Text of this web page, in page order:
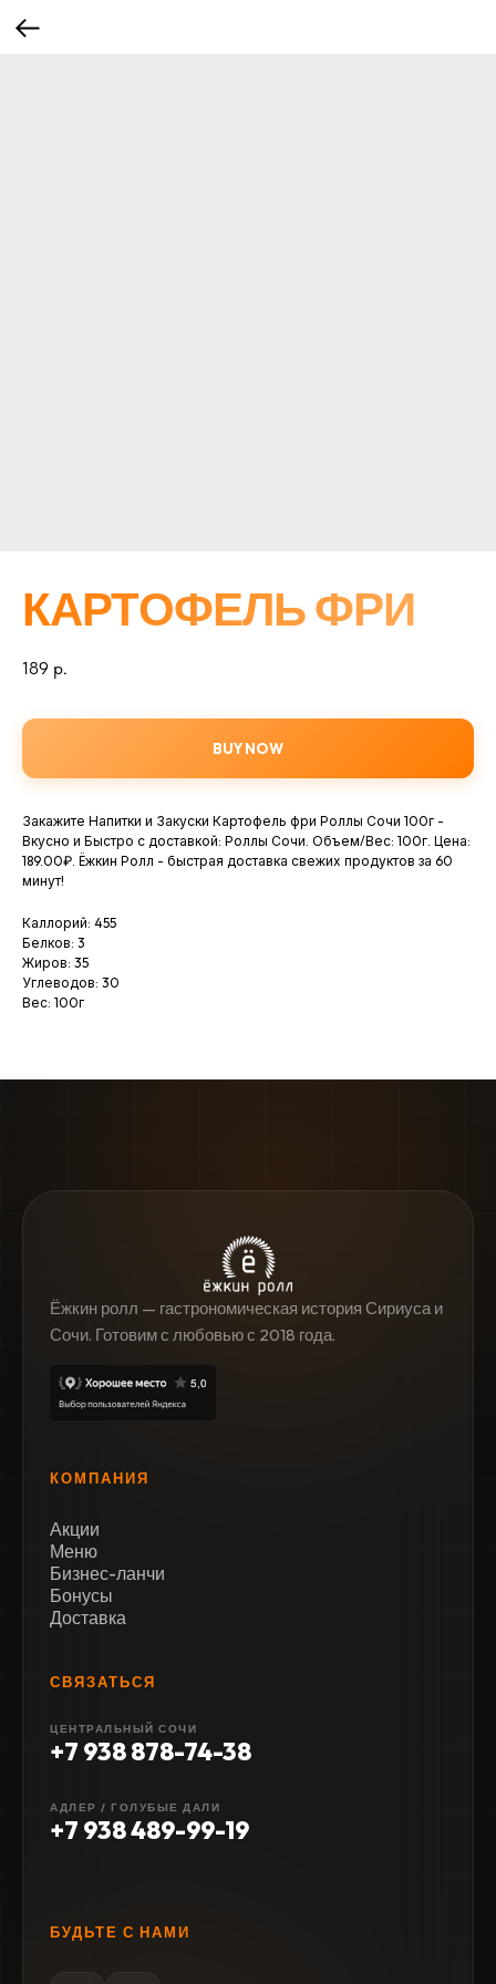
КАРТОФЕЛЬ ФРИ
189 р.
BUY NOW
Закажите Напитки и Закуски Картофель фри Роллы Сочи 100г -
Вкусно и Быстро с доставкой: Роллы Сочи. Объем/Вес: 100г. Цена:
189.00₽. Ёжкин Ролл - быстрая доставка свежих продуктов за 60
минут!
Каллорий: 455
Белков: 3
Жиров: 35
Углеводов: 30
Вес: 100г
Ёжкин ролл — гастрономическая история Сириуса и
Сочи. Готовим с любовью с 2018 года.
КОМПАНИЯ
Акции
Меню
Бизнес-ланчи
Бонусы
Доставка
СВЯЗАТЬСЯ
ЦЕНТРАЛЬНЫЙ СОЧИ
+7 938 878-74-38
АДЛЕР / ГОЛУБЫЕ ДАЛИ
+7 938 489-99-19
БУДЬТЕ С НАМИ